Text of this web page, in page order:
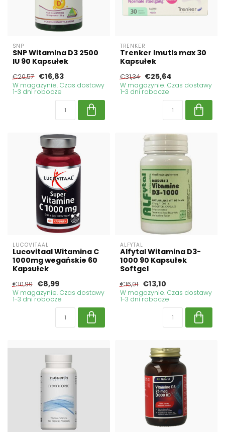
SNP
SNP Witamina D3 2500
IU 90 Kapsułek
€20,57 €16,83
W magazynie. Czas dostawy
1-3 dni robocze
TRENKER
Trenker Imutis max 30
Kapsułek
€31,34 €25,64
W magazynie. Czas dostawy
1-3 dni robocze
LUCOVITAAL
Lucovitaal Witamina C
1000mg wegańskie 60
Kapsułek
€10,99 €8,99
W magazynie. Czas dostawy
1-3 dni robocze
ALFYTAL
Alfytal Witamina D3-
1000 90 Kapsułek
Softgel
€16,01 €13,10
W magazynie. Czas dostawy
1-3 dni robocze